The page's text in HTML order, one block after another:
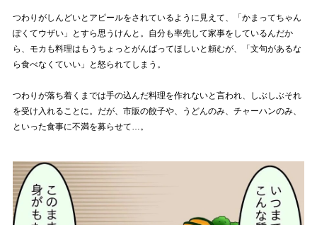
つわりがしんどいとアピールをされているように見えて、「かまってちゃん
ぽくてウザい」とすら思うけんと。自分も率先して家事をしているんだか
ら、モカも料理はもうちょっとがんばってほしいと頼むが、「文句があるな
ら食べなくていい」と怒られてしまう。
つわりが落ち着くまでは手の込んだ料理を作れないと言われ、しぶしぶそれ
を受け入れることに。だが、市販の餃子や、うどんのみ、チャーハンのみ、
といった食事に不満を募らせて…。